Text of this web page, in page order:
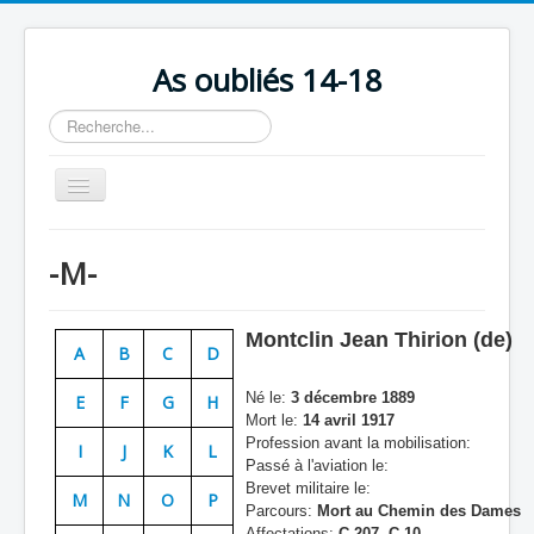
As oubliés 14-18
Rechercher
Basculer
la
Chronologie
Escadrilles
Organisation
Avions
Personnels
Doctrines
-M-
A B C D
E F G H
I J K L
M N O P
Montclin Jean Thirion (de)
Né le: 3 décembre 1889
Mort le: 14 avril 1917
Profession avant la mobilisation:
Passé à l'aviation le:
Brevet militaire le:
Parcours: Mort au Chemin des Dames